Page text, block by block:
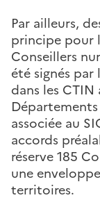
Par ailleurs,
principe pour
Conseillers
été signés par
dans les CTIN
associée au
accords
réserve 185
une
territoires.